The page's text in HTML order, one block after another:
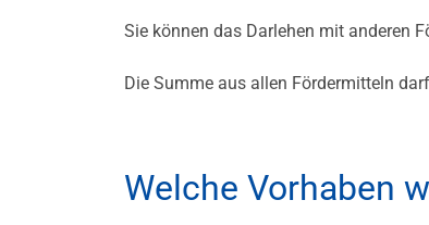
Sie können das Darlehen mit anderen
Die Summe aus allen Fördermitteln
Welche Vorhaben